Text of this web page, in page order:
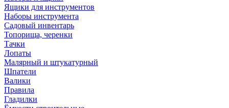
Ящики для инструментов
Наборы инструмента
Садовый инвентарь
Топорища, черенки
Тачки
Лопаты
Малярный и штукатурный
Шпатели
Валики
Правила
Гладилки